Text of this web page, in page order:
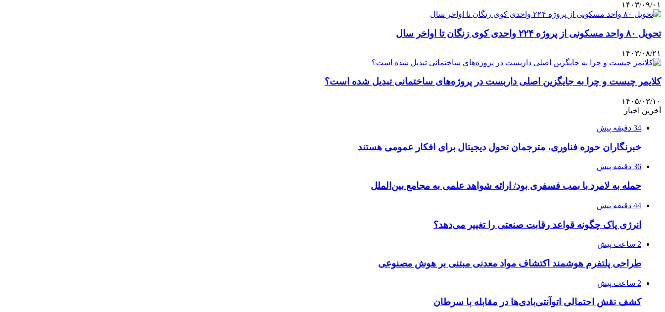
۱۴۰۳/۰۹/۰۱
تحویل ۸۰ واحد مسکونی از پروژه ۲۲۴ واحدی کوی زنگان تا اواخر سال
۱۴۰۳/۰۸/۲۱
کلایمر چیست و چرا به جایگزین اصلی داربست در پروژه‌های ساختمانی تبدیل شده است؟
۱۴۰۵/۰۳/۱۰
آخرین اخبار
34 دقیقه پیش
خبرنگاران حوزه فناوری، مترجمان تحول دیجیتال برای افکار عمومی هستند
36 دقیقه پیش
حمله به لامرد با بمب فسفری بود/ ارائه شواهد علمی به مجامع بین‌الملل
44 دقیقه پیش
انرژی پاک چگونه قواعد رقابت صنعتی را تغییر می‌دهد؟
2 ساعت پیش
طراحی پلتفرم هوشمند اکتشاف مواد معدنی مبتنی بر هوش مصنوعی
2 ساعت پیش
کشف نقش احتمالی اتوآنتی‌بادی‌ها در مقابله با سرطان